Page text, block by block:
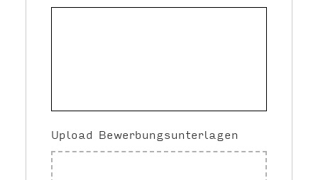
Upload Bewerbungsunterlagen